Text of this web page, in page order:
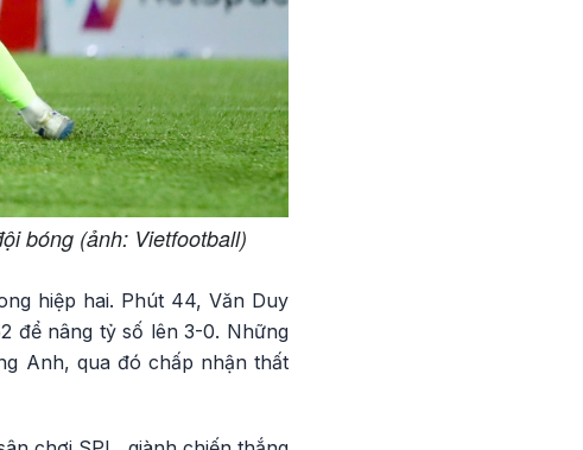
bóng (ảnh: Vietfootball)
hiệp hai. Phút 44, Văn Duy
để nâng tỷ số lên 3-0. Những
Anh, qua đó chấp nhận thất